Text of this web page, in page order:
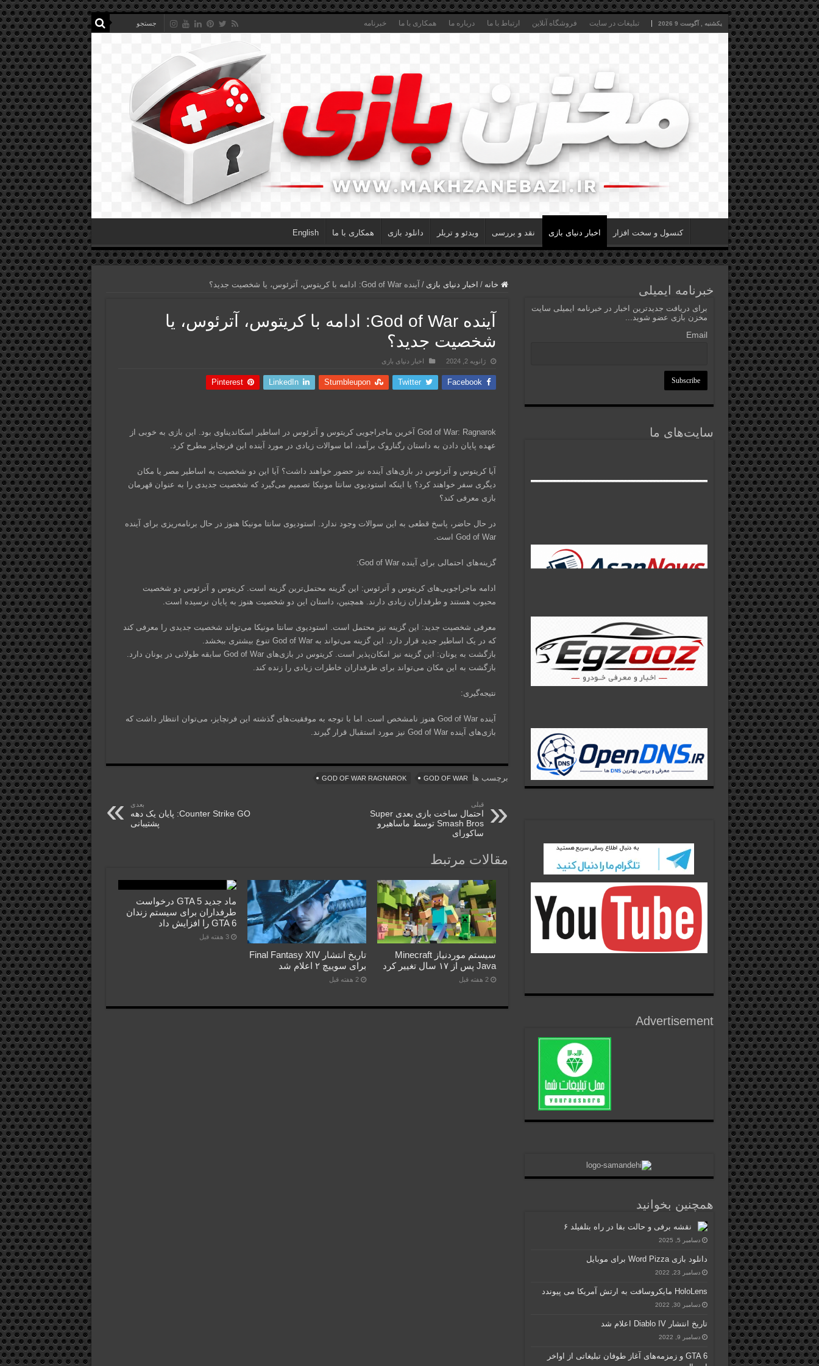
یکشنبه , آگوست 9 2026 تبلیغات در سایت فروشگاه آنلاین ارتباط با ما درباره ما همکاری با ما خبرنامه
کنسول و سخت افزار اخبار دنیای بازی نقد و بررسی ویدئو و تریلر دانلود بازی همکاری با ما English
خانه / اخبار دنیای بازی / آینده God of War: ادامه با کریتوس، آترئوس، یا شخصیت جدید؟
آینده God of War: ادامه با کریتوس، آترئوس، یا
شخصیت جدید؟
ژانویه 2, 2024 اخبار دنیای بازی
Facebook
Twitter
Stumbleupon
LinkedIn
Pinterest
God of War: Ragnarok آخرین ماجراجویی کریتوس و آترئوس در اساطیر اسکاندیناوی بود. این بازی به خوبی از
عهده پایان دادن به داستان رگناروک برآمد، اما سوالات زیادی در مورد آینده این فرنچایز مطرح کرد.
آیا کریتوس و آترئوس در بازی‌های آینده نیز حضور خواهند داشت؟ آیا این دو شخصیت به اساطیر مصر یا مکان
دیگری سفر خواهند کرد؟ یا اینکه استودیوی سانتا مونیکا تصمیم می‌گیرد که شخصیت جدیدی را به عنوان قهرمان
بازی معرفی کند؟
در حال حاضر، پاسخ قطعی به این سوالات وجود ندارد. استودیوی سانتا مونیکا هنوز در حال برنامه‌ریزی برای آینده
God of War است.
گزینه‌های احتمالی برای آینده God of War:
ادامه ماجراجویی‌های کریتوس و آترئوس: این گزینه محتمل‌ترین گزینه است. کریتوس و آترئوس دو شخصیت
محبوب هستند و طرفداران زیادی دارند. همچنین، داستان این دو شخصیت هنوز به پایان نرسیده است.
معرفی شخصیت جدید: این گزینه نیز محتمل است. استودیوی سانتا مونیکا می‌تواند شخصیت جدیدی را معرفی کند
که در یک اساطیر جدید قرار دارد. این گزینه می‌تواند به God of War تنوع بیشتری ببخشد.
بازگشت به یونان: این گزینه نیز امکان‌پذیر است. کریتوس در بازی‌های God of War سابقه طولانی در یونان دارد.
بازگشت به این مکان می‌تواند برای طرفداران خاطرات زیادی را زنده کند.
نتیجه‌گیری:
آینده God of War هنوز نامشخص است. اما با توجه به موفقیت‌های گذشته این فرنچایز، می‌توان انتظار داشت که
بازی‌های آینده God of War نیز مورد استقبال قرار گیرند.
برچسب ها GOD OF WAR
GOD OF WAR RAGNAROK
قبلی
احتمال ساخت بازی بعدی Super
Smash Bros توسط ماساهیرو
ساکورای
بعدی
Counter Strike GO: پایان یک دهه
پشتیبانی
مقالات مرتبط
سیستم موردنیاز Minecraft
Java پس از ۱۷ سال تغییر کرد
2 هفته قبل
تاریخ انتشار Final Fantasy XIV
برای سوییچ ۲ اعلام شد
2 هفته قبل
ماد جدید GTA 5 درخواست
طرفداران برای سیستم زندان
GTA 6 را افزایش داد
3 هفته قبل
خبرنامه ایمیلی
برای دریافت جدیدترین اخبار در خبرنامه ایمیلی سایت
مخزن بازی عضو شوید...
Email
سایت‌های ما
Advertisement
همچنین بخوانید
نقشه برفی و حالت بقا در راه بتلفیلد ۶
دسامبر 5, 2025
دانلود بازی Word Pizza برای موبایل
دسامبر 23, 2022
HoloLens مایکروسافت به ارتش آمریکا می پیوندد
دسامبر 30, 2022
تاریخ انتشار Diablo IV اعلام شد
دسامبر 9, 2022
GTA 6 و زمزمه‌های آغاز طوفان تبلیغاتی از اواخر